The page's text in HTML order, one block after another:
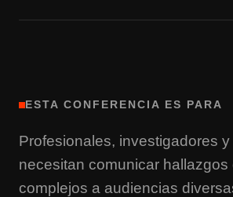
ESTA CONFERENCIA ES PARA
Profesionales, investigadores
necesitan comunicar hallazgos
complejos a audiencias